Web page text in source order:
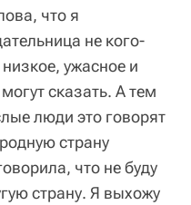
что я
не кого-
ужасное и
сказать. А тем
люди это говорят
страну
что не буду
страну. Я выхожу